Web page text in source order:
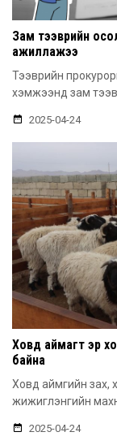
Зам тээврийн
ажиллажээ
Тээврийн
хэмжээнд зам
2025-04-24
Ховд аймагт эр
байна
Ховд аймгийн зах,
жижиглэнгийн
2025-04-24